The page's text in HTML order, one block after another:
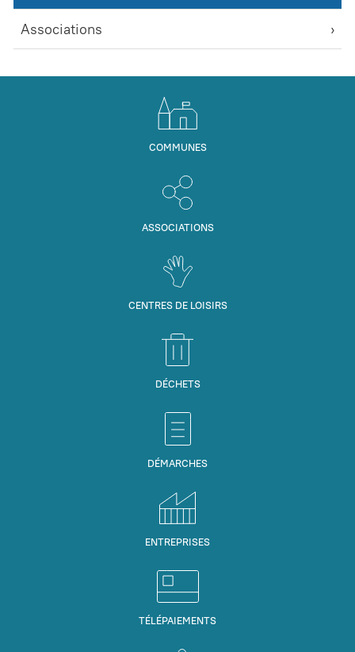
Associations
COMMUNES
ASSOCIATIONS
CENTRES DE LOISIRS
DÉCHETS
DÉMARCHES
ENTREPRISES
TÉLÉPAIEMENTS